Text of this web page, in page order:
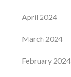
April 2024
March 2024
February 2024